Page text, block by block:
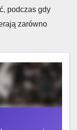
podczas gdy
zarówno